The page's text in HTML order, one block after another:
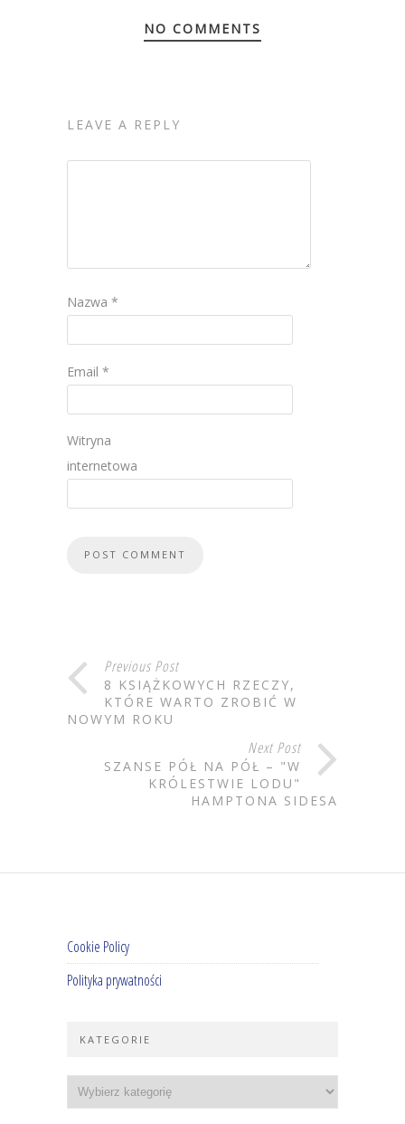
NO COMMENTS
LEAVE A REPLY
Nazwa *
Email *
Witryna
internetowa
Previous Post
8 KSIĄŻKOWYCH RZECZY,
KTÓRE WARTO ZROBIĆ W
NOWYM ROKU
Next Post
SZANSE PÓŁ NA PÓŁ – "W
KRÓLESTWIE LODU"
HAMPTONA SIDESA
Cookie Policy
Polityka prywatności
KATEGORIE